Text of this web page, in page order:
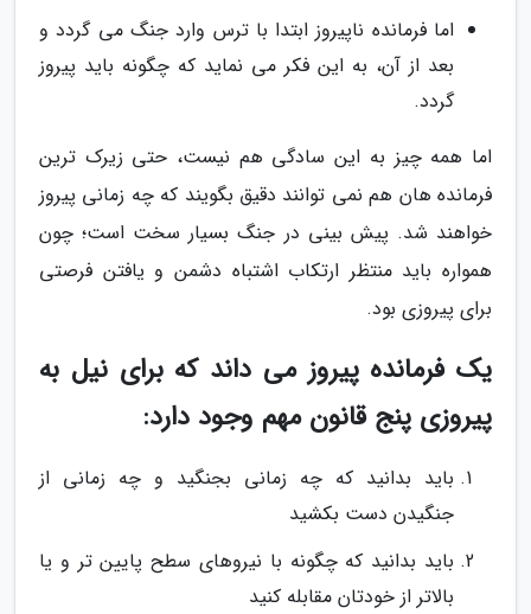
اما فرمانده ناپیروز ابتدا با ترس وارد جنگ می گردد و
بعد از آن، به این فکر می نماید که چگونه باید پیروز
گردد.
اما همه چیز به این سادگی هم نیست، حتی زیرک ترین
فرمانده هان هم نمی توانند دقیق بگویند که چه زمانی پیروز
خواهند شد. پیش بینی در جنگ بسیار سخت است؛ چون
همواره باید منتظر ارتکاب اشتباه دشمن و یافتن فرصتی
برای پیروزی بود.
یک فرمانده پیروز می داند که برای نیل به
پیروزی پنج قانون مهم وجود دارد:
باید بدانید که چه زمانی بجنگید و چه زمانی از
جنگیدن دست بکشید
باید بدانید که چگونه با نیروهای سطح پایین تر و یا
بالاتر از خودتان مقابله کنید